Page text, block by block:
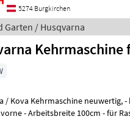
5274 Burgkirchen
Garten / Husqvarna
Kehrmaschine neuwertig, - kompletter Bausatz -
- Arbeitsbreite 100cm - für